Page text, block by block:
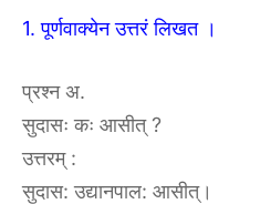
1. पूर्णवाक्येन उत्तरं लिखत ।
प्रश्न अ.
सुदासः कः आसीत् ?
उत्तरम्‌ :‌
सुदास: उद्यानपाल: आसीत्।